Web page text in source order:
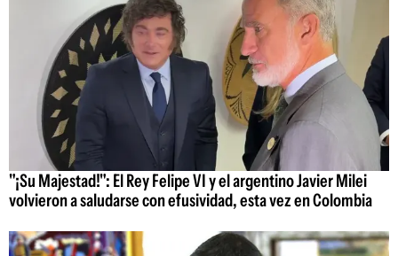
"¡Su Majestad!": El Rey Felipe VI y el argentino Javier Milei
volvieron a saludarse con efusividad, esta vez en Colombia